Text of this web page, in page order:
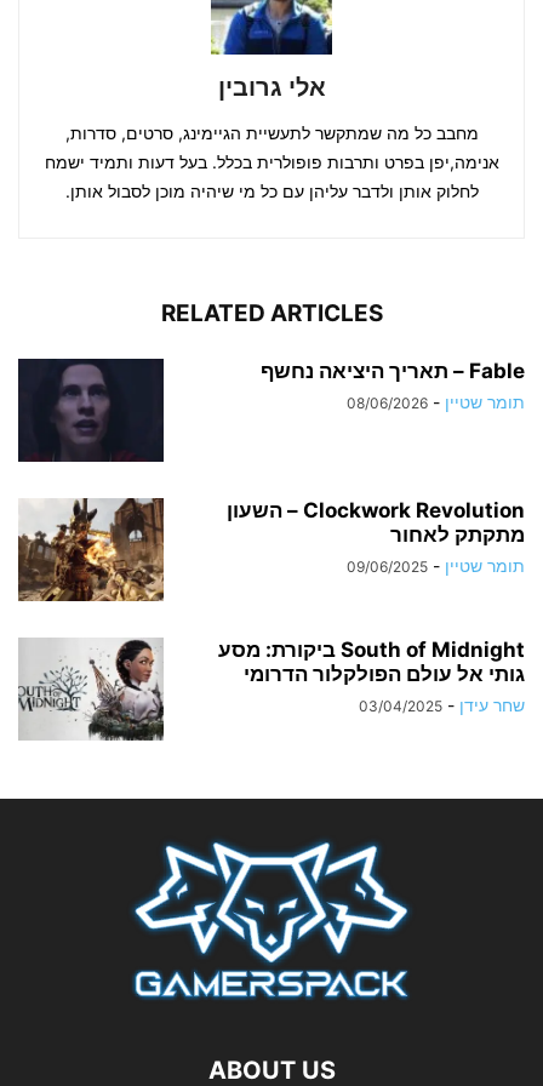
אלי גרובין
מחבב כל מה שמתקשר לתעשיית הגיימינג, סרטים, סדרות,
אנימה,יפן בפרט ותרבות פופולרית בכלל. בעל דעות ותמיד ישמח
לחלוק אותן ולדבר עליהן עם כל מי שיהיה מוכן לסבול אותן.
RELATED ARTICLES
Fable – תאריך היציאה נחשף
תומר שטיין -
08/06/2026
Clockwork Revolution – השעון
מתקתק לאחור
תומר שטיין -
09/06/2025
South of Midnight ביקורת: מסע
גותי אל עולם הפולקלור​ הדרומי
שחר עידן -
03/04/2025
ABOUT US